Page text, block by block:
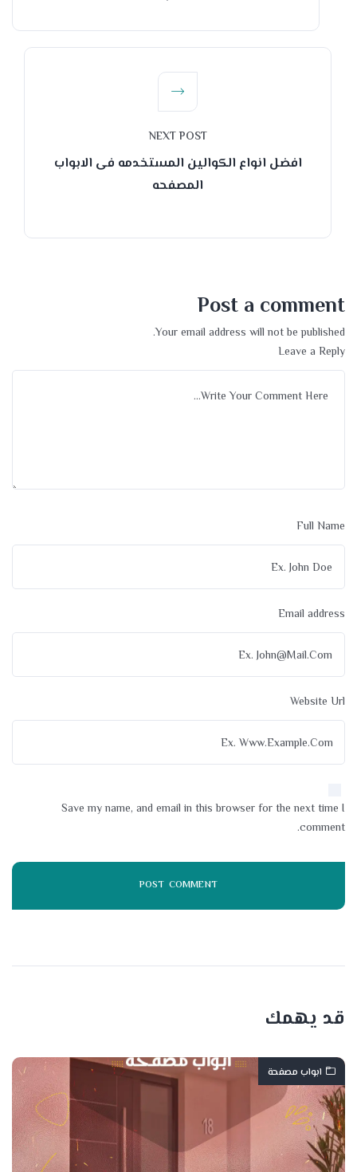
NEXT POST
افضل انواع الكوالين المستخدمه فى الابواب
المصفحه
Post a comment
Your email address will not be published.
Leave a Reply
Full Name
Email address
Website Url
Save my name, and email in this browser for the next time I
comment.
قد يهمك
ابواب مصفحة